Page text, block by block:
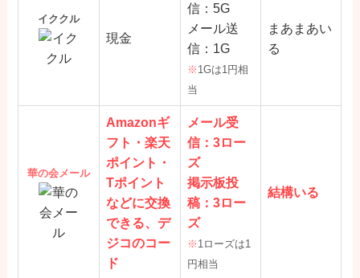
イククル
現金
信：5G
メール送
信：1G
※ 1Gは1円相
当
まあまあい
る
華の会メール
Amazonギ
フト・楽天
ポイント・
Tポイント
などに交換
できる、デ
ジコのコー
ド
メール受
信：3ロー
ズ
掲示板投
稿：3ロー
ズ
※ 1ローズは1
円相当
結構いる